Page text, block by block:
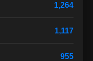
1,264
1,117
955